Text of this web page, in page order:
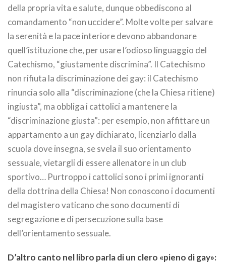
della propria vita e salute, dunque obbediscono al
comandamento “non uccidere”. Molte volte per salvare
la serenità e la pace interiore devono abbandonare
quell’istituzione che, per usare l’odioso linguaggio del
Catechismo, “giustamente discrimina”. Il Catechismo
non rifiuta la discriminazione dei gay: il Catechismo
rinuncia solo alla “discriminazione (che la Chiesa ritiene)
ingiusta”, ma obbliga i cattolici a mantenere la
“discriminazione giusta”: per esempio, non affittare un
appartamento a un gay dichiarato, licenziarlo dalla
scuola dove insegna, se svela il suo orientamento
sessuale, vietargli di essere allenatore in un club
sportivo… Purtroppo i cattolici sono i primi ignoranti
della dottrina della Chiesa! Non conoscono i documenti
del magistero vaticano che sono documenti di
segregazione e di persecuzione sulla base
dell’orientamento sessuale.
D’altro canto nel libro parla di un clero «pieno di gay»: